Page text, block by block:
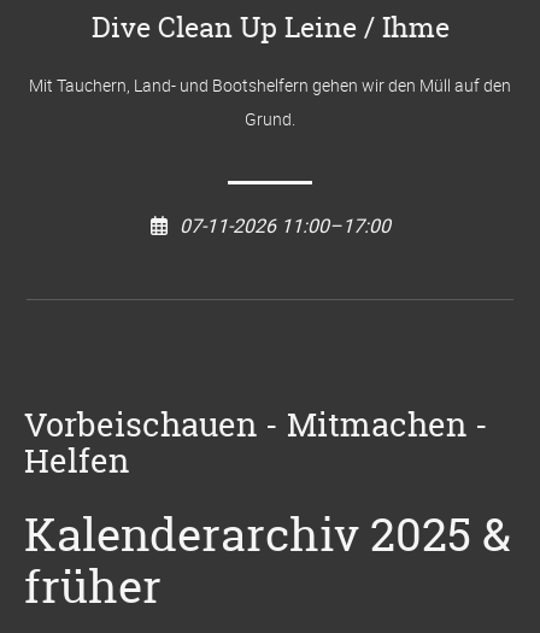
Dive Clean Up Leine / Ihme
Mit Tauchern, Land- und Bootshelfern gehen wir den Müll auf den
Grund.
07-11-2026 11:00–17:00
Vorbeischauen - Mitmachen -
Helfen
Kalenderarchiv 2025 &
früher